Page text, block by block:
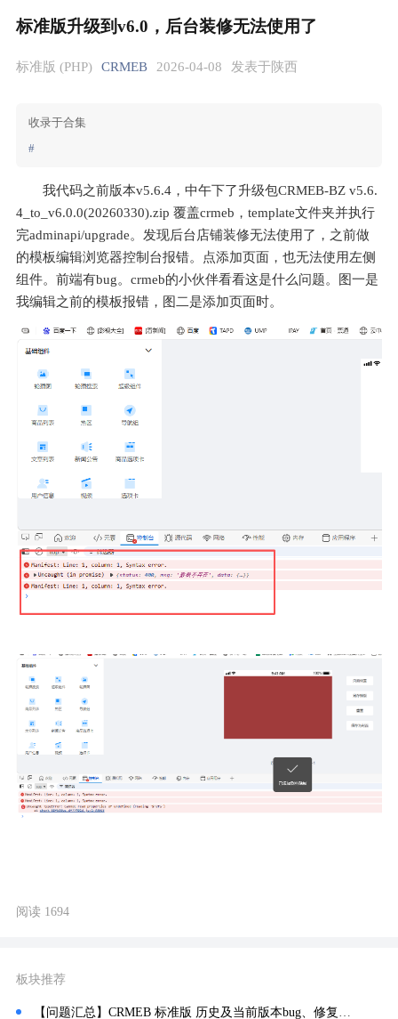
标准版升级到v6.0，后台装修无法使用了
标准版 (PHP) CRMEB 2026-04-08 发表于陕西
收录于合集
#
我代码之前版本v5.6.4，中午下了升级包CRMEB-BZ v5.6.
4_to_v6.0.0(20260330).zip 覆盖crmeb，template文件夹并执行
完adminapi/upgrade。发现后台店铺装修无法使用了，之前做
的模板编辑浏览器控制台报错。点添加页面，也无法使用左侧
组件。前端有bug。crmeb的小伙伴看看这是什么问题。图一是
我编辑之前的模板报错，图二是添加页面时。
阅读 1694
板块推荐
【问题汇总】CRMEB 标准版 历史及当前版本bug、修复、常见问题记录汇总！